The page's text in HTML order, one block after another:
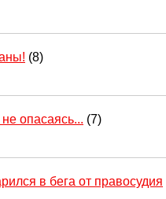
(8)
опасаясь... (7)
в бега от правосудия